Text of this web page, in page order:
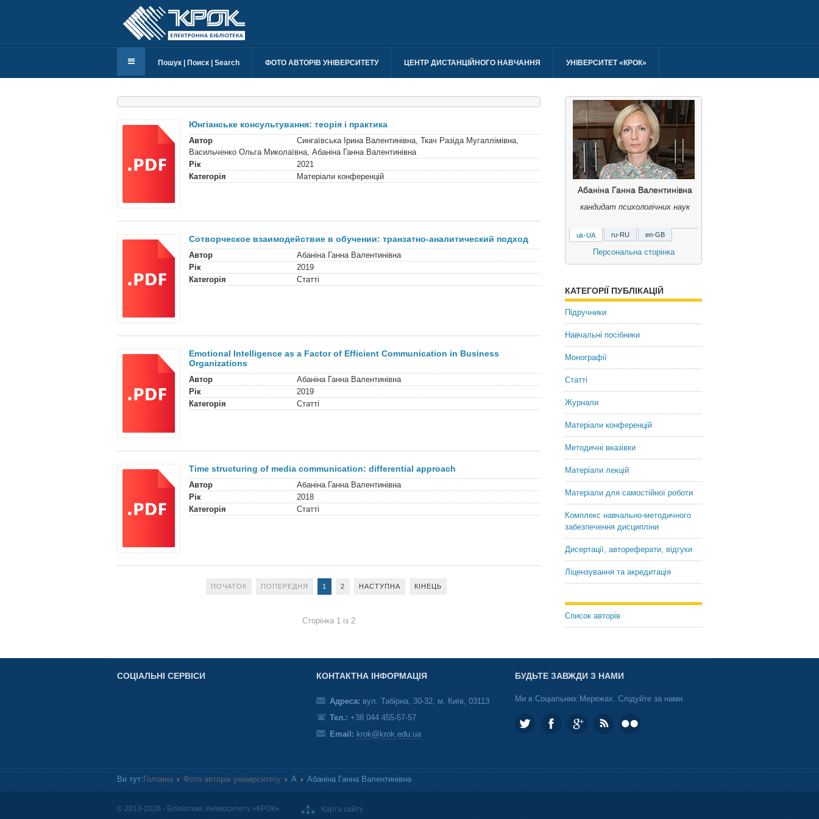
Пошук | Поиск | Search ФОТО АВТОРІВ УНІВЕРСИТЕТУ ЦЕНТР ДИСТАНЦІЙНОГО НАВЧАННЯ УНІВЕРСИТЕТ «КРОК»
Юнгіанське консультування: теорія і практика
Автор
Сингаївська Ірина Валентинівна, Ткач Разіда Мугаллімівна,
Васильченко Ольга Миколаївна, Абаніна Ганна Валентинівна
Рік
2021
Категорія
Матеріали конференцій
Сотворческое взаимодействие в обучении: транзатно-аналитический подход
Автор
Абаніна Ганна Валентинівна
Рік
2019
Категорія
Статті
Emotional Intelligence as a Factor of Efficient Communication in Business
Organizations
Автор
Абаніна Ганна Валентинівна
Рік
2019
Категорія
Статті
Time structuring of media communication: differential approach
Автор
Абаніна Ганна Валентинівна
Рік
2018
Категорія
Статті
ПОЧАТОК ПОПЕРЕДНЯ 1 2 НАСТУПНА КІНЕЦЬ
Сторінка 1 із 2
Абаніна Ганна Валентинівна
кандидат психологічних наук
Абанина Анна Валентиновна
кандидат психологических
наук
Abanina Hanna Valentynivna
Candidate of Psychological
uk-UA ru-RU en-GB
Персональна сторінка
КАТЕГОРІЇ ПУБЛІКАЦІЙ
Підручники
Навчальні посібники
Монографії
Статті
Журнали
Матеріали конференцій
Методичні вказівки
Матеріали лекцій
Матеріали для самостійної роботи
Комплекс навчально-методичного
забезпечення дисципліни
Дисертації, автореферати, відгуки
Ліцензування та акредитація
Список авторів
СОЦІАЛЬНІ СЕРВІСИ КОНТАКТНА ІНФОРМАЦІЯ
Адреса: вул. Табірна, 30-32, м. Київ, 03113
Тел.: +38 044 455-57-57
Email: krok@krok.edu.ua
БУДЬТЕ ЗАВЖДИ З НАМИ
Ми в Соціальних Мережах. Слідуйте за нами.
Ви тут: Головна Фото авторів університету А Абаніна Ганна Валентинівна
© 2013-2026 - Бібліотека Університету «КРОК» Карта сайту